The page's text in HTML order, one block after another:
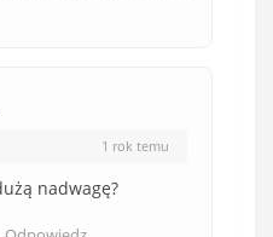
1 rok temu
nadwagę?